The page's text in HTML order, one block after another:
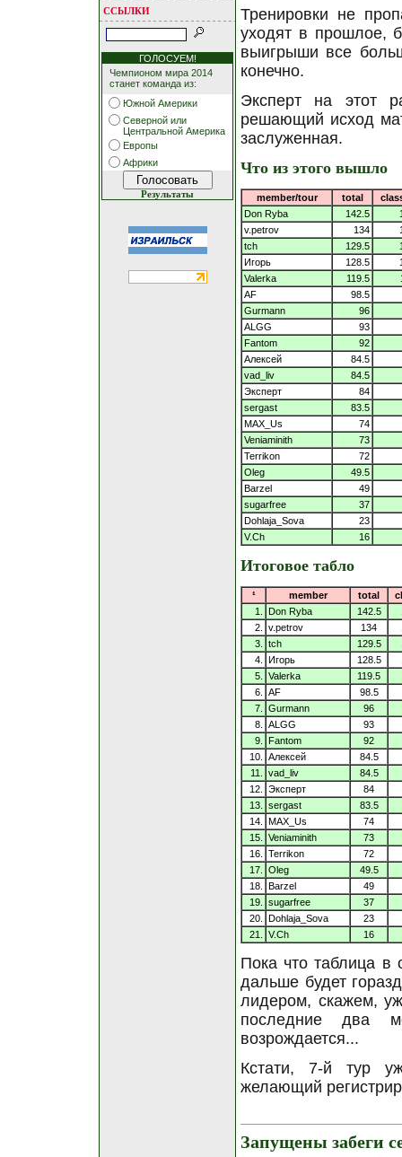
ССЫЛКИ
ГОЛОСУЕМ!
Чемпионом мира 2014
станет команда из:
Южной Америки
Северной или
Центральной Америка
Европы
Африки
Результаты
Тренировки не
уходят в прошлое,
выигрыши все
конечно.
Эксперт на этот
решающий исход
заслуженная.
Что из этого вышло
member/tour total
Don Ryba
142.5
v.petrov
134
tch
129.5
Игорь
128.5
Valerka
119.5
AF
98.5
Gurmann
96
ALGG
93
Fantom
92
Алексей
84.5
vad_liv
84.5
Эксперт
84
sergast
83.5
MAX_Us
74
Veniaminith
73
Terrikon
72
Oleg
49.5
Barzel
49
sugarfree
37
Dohlaja_Sova
23
V.Ch
16
Итоговое табло
¹ member total
1.
Don Ryba 142.5
2.
v.petrov 134
3.
tch 129.5
4.
Игорь 128.5
5.
Valerka 119.5
6.
AF
98.5
7.
Gurmann
96
8.
ALGG
93
9.
Fantom
92
10.
Алексей
84.5
11.
vad_liv
84.5
12.
Эксперт
84
13.
sergast
83.5
14.
MAX_Us
74
15.
Veniaminith
73
16.
Terrikon
72
17.
Oleg
49.5
18.
Barzel
49
19.
sugarfree
37
20.
Dohlaja_Sova
23
21.
V.Ch 16
Пока что таблица в
дальше будет
лидером, скажем,
последние два
возрождается...
Кстати, 7-й тур
желающий
Запущены забеги